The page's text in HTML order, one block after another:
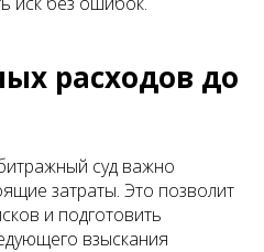
расходов до
суд важно
затраты. Это позволит
и подготовить
взыскания